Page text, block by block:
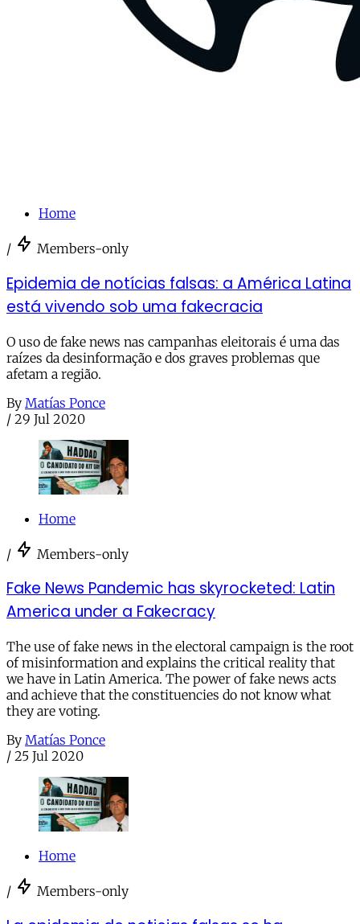
Home
/ Members-only
Epidemia de notícias falsas: a América Latina
está vivendo sob uma fakecracia
O uso de fake news nas campanhas eleitorais é uma das
raízes da desinformação e dos graves problemas que
afetam a região.
By Matías Ponce
/ 29 Jul 2020
Home
/ Members-only
Fake News Pandemic has skyrocketed: Latin
America under a Fakecracy
The use of fake news in the electoral campaign is the root
of misinformation and explains the critical reality that
we have in Latin America. The power of fake news acts
and achieve that the constituencies do not know what
they are voting.
By Matías Ponce
/ 25 Jul 2020
Home
/ Members-only